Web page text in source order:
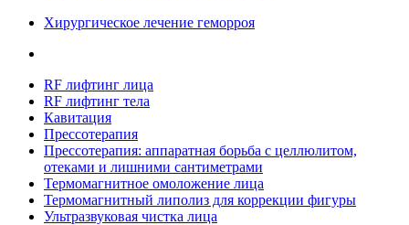
Хирургическое лечение геморроя
RF лифтинг лица
RF лифтинг тела
Кавитация
Прессотерапия
Прессотерапия: аппаратная борьба с целлюлитом,
отеками и лишними сантиметрами
Термомагнитное омоложение лица
Термомагнитный липолиз для коррекции фигуры
Ультразвуковая чистка лица